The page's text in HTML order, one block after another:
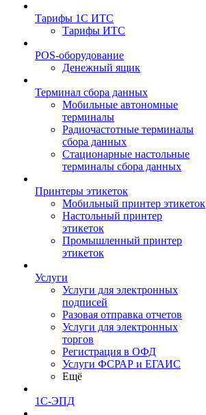
Тарифы 1С ИТС
Тарифы ИТС
POS-оборудование
Денежный ящик
Терминал сбора данных
Мобильные автономные
терминалы
Радиочастотные терминалы
сбора данных
Стационарные настольные
терминалы сбора данных
Принтеры этикеток
Мобильный принтер этикеток
Настольный принтер
этикеток
Промышленный принтер
этикеток
Услуги
Услуги для электронных
подписей
Разовая отправка отчетов
Услуги для электронных
торгов
Регистрация в ОФД
Услуги ФСРАР и ЕГАИС
Ещё
1С-ЭПД